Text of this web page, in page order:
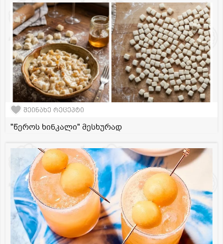
შეინახე რეცეპტი
"წეროს ხინკალი" მესხურად